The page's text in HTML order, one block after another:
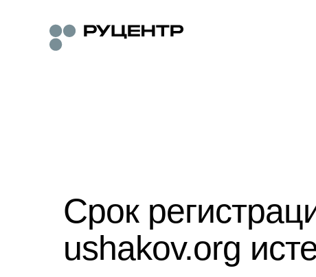
Срок
ushakov.org